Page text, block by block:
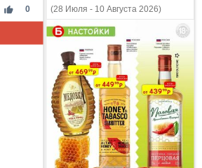
thumb_up 0 (28 Июля - 10 Августа 2026)